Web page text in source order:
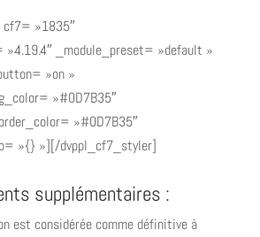
»1835″
»4.19.4″ _module_preset= »default »
»on »
»#0D7B35″
»#0D7B35″
»{} »][/dvppl_cf7_styler]
supplémentaires :
est considérée comme définitive à